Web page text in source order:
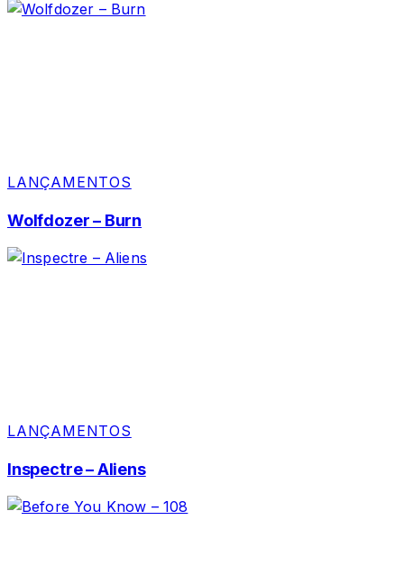
LANÇAMENTOS
Wolfdozer – Burn
LANÇAMENTOS
Inspectre – Aliens